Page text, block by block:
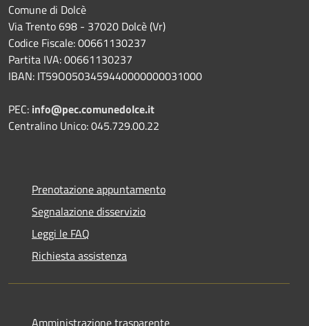
Comune di Dolcè
Via Trento 698 - 37020 Dolcè (Vr)
Codice Fiscale: 00661130237
Partita IVA: 00661130237
IBAN: IT59O0503459440000000031000
PEC: info@pec.comunedolce.it
Centralino Unico: 045.729.00.22
Prenotazione appuntamento
Segnalazione disservizio
Leggi le FAQ
Richiesta assistenza
Amministrazione trasparente